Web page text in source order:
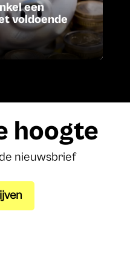
een
voldoende
hoogte
nieuwsbrief